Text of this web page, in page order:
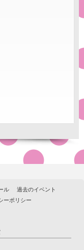
ル
過去のイベント
ーポリシー